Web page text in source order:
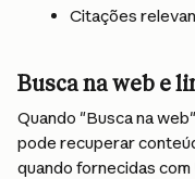
Citações
Busca na web e
Quando "Busca na
pode recuperar
quando fornecidas